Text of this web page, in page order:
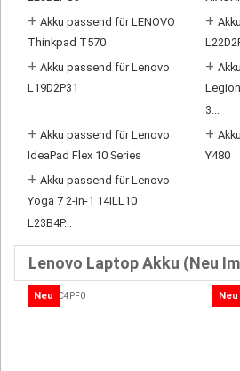
+ Akku passend für LENOVO
Thinkpad T570
+
+ Akku passend für Lenovo
L19D2P31
+
3...
+ Akku passend für Lenovo
IdeaPad Flex 10 Series
+
Y480
+ Akku passend für Lenovo
Yoga 7 2-in-1 14ILL10
L23B4P...
Lenovo Laptop Akku (Neu
Neu Neu